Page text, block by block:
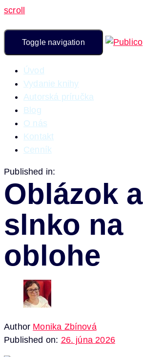
scroll
Toggle navigation
Úvod
Vydanie knihy
Autorská príručka
Blog
O nás
Kontakt
Cenník
Published in:
Oblázok a
slnko na
oblohe
Author Monika Zbínová
Published on: 26. júna 2026